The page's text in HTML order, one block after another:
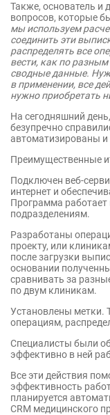
Также, основатель и
вопросов, которые
мы используем
соединить эти
распределять все
вести, как по
сводные данные.
в применении, все
нужно приобретать
На сегодняшний
безупречно
автоматизированы и
Преимущественные
Подключен веб-
интернет и
Программа работает
подразделениям.
Разработаны
проекту, или
после загрузки
основании
сравнивать за
по двум клиникам.
Установлены метки.
операциям,
Специалисты были
эффективно в ней
Все эти действия
эффективность
планируется
CRM медицинского